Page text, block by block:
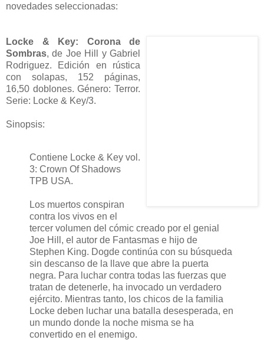
novedades seleccionadas:
Locke & Key: Corona de
Sombras, de Joe Hill y Gabriel
Rodriguez. Edición en rústica
con solapas, 152 páginas,
16,50 doblones. Género: Terror.
Serie: Locke & Key/3.
Sinopsis:
Contiene Locke & Key vol.
3: Crown Of Shadows
TPB USA.
Los muertos conspiran
contra los vivos en el
tercer volumen del cómic creado por el genial
Joe Hill, el autor de Fantasmas e hijo de
Stephen King. Dogde continúa con su búsqueda
sin descanso de la llave que abre la puerta
negra. Para luchar contra todas las fuerzas que
tratan de detenerle, ha invocado un verdadero
ejército. Mientras tanto, los chicos de la familia
Locke deben luchar una batalla desesperada, en
un mundo donde la noche misma se ha
convertido en el enemigo.